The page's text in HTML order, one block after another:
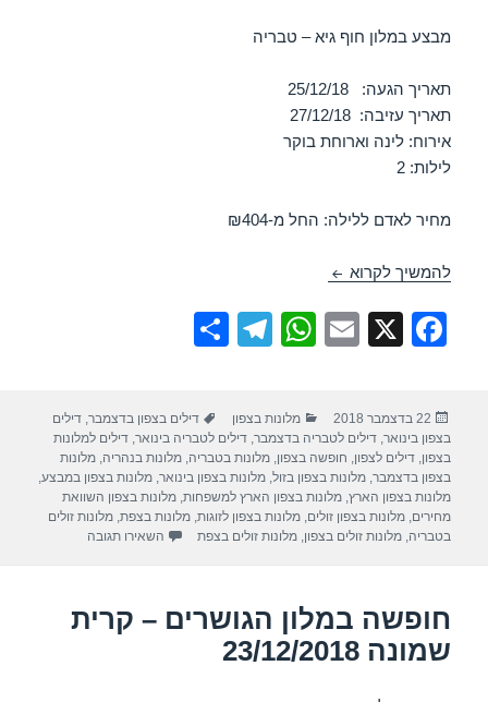
מבצע במלון חוף גיא – טבריה
תאריך הגעה: 25/12/18
תאריך עזיבה: 27/12/18
אירוח: לינה וארוחת בוקר
לילות: 2
מחיר לאדם ללילה: החל מ-₪404
להמשיך לקרוא חופשה במלון חוף גיא – טבריה – 25/12/2018
F
e
b
o
o
X
E
W
s
A
p
p
T
gr
a
m
e
פורסם
בתאריך
22 בדצמבר 2018 קטגוריות
מלונות בצפון תגיות
דילים בצפון בדצמבר,דילים
בצפון בינואר,דילים לטבריה בדצמבר,דילים לטבריה בינואר,דילים למלונות
בצפון,דילים לצפון, חופשה בצפון,מלונות בטבריה,מלונות בנהריה,מלונות
בצפון בדצמבר,מלונות בצפון בזול,מלונות בצפון בינואר,מלונות בצפון במבצע,
מלונות בצפון הארץ,מלונות בצפון הארץ למשפחות,מלונות בצפון השוואת
מחירים,מלונות בצפון זולים,מלונות בצפון לזוגות,מלונות בצפת,מלונות זולים
בטבריה,מלונות זולים בצפון,מלונות זולים בצפת השאירו תגובה
חופשה במלון הגושרים – קרית
שמונה 23/12/2018